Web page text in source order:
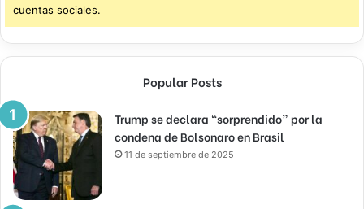
cuentas sociales.
Popular Posts
Trump se declara “sorprendido” por la
condena de Bolsonaro en Brasil
11 de septiembre de 2025